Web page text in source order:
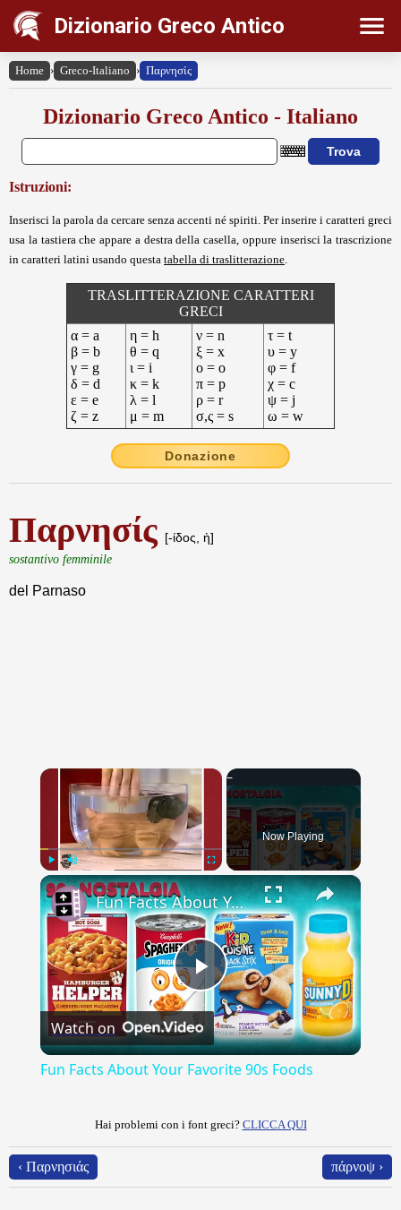
Dizionario Greco Antico
Home › Greco-Italiano › Παρνησίς
Dizionario Greco Antico - Italiano
Istruzioni:
Inserisci la parola da cercare senza accenti né spiriti. Per inserire i caratteri greci
usa la tastiera che appare a destra della casella, oppure inserisci la trascrizione
in caratteri latini usando questa tabella di traslitterazione
TRASLITTERAZIONE CARATTERI
GRECI
α = a
β = b
γ = g
δ = d
ε = e
ζ = z
η = h
θ = q
ι = i
κ = k
λ = l
μ = m
ν = n
ξ = x
ο = o
π = p
ρ = r
σ,ς = s
τ = t
υ = y
φ = f
χ = c
ψ = j
ω = w
Donazione
Παρνησίς [-ίδος, ἡ]
sostantivo femminile
del Parnaso
×
Play Unmute
Now Playing
×
Play
Video
Fun Facts About Your Favorite 90s Foods
Watch on
Fun Facts About Your Favorite 90s Foods
Hai problemi con i font greci? CLICCA QUI
‹ Παρνησιάς πάρνοψ ›